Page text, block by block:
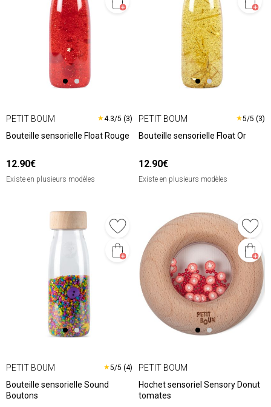
PETIT BOUM ★4.3/5 (3)
Bouteille sensorielle Float Rouge
12.90€
Existe en plusieurs modèles
PETIT BOUM ★5/5 (3)
Bouteille sensorielle Float Or
12.90€
Existe en plusieurs modèles
PETIT BOUM ★5/5 (4)
Bouteille sensorielle Sound
Boutons
PETIT BOUM
Hochet sensoriel Sensory Donut
tomates